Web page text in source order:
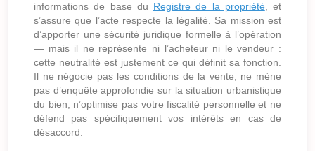
informations de base du Registre de la propriété, et
s’assure que l’acte respecte la légalité. Sa mission est
d’apporter une sécurité juridique formelle à l’opération
— mais il ne représente ni l’acheteur ni le vendeur :
cette neutralité est justement ce qui définit sa fonction.
Il ne négocie pas les conditions de la vente, ne mène
pas d’enquête approfondie sur la situation urbanistique
du bien, n’optimise pas votre fiscalité personnelle et ne
défend pas spécifiquement vos intérêts en cas de
désaccord.